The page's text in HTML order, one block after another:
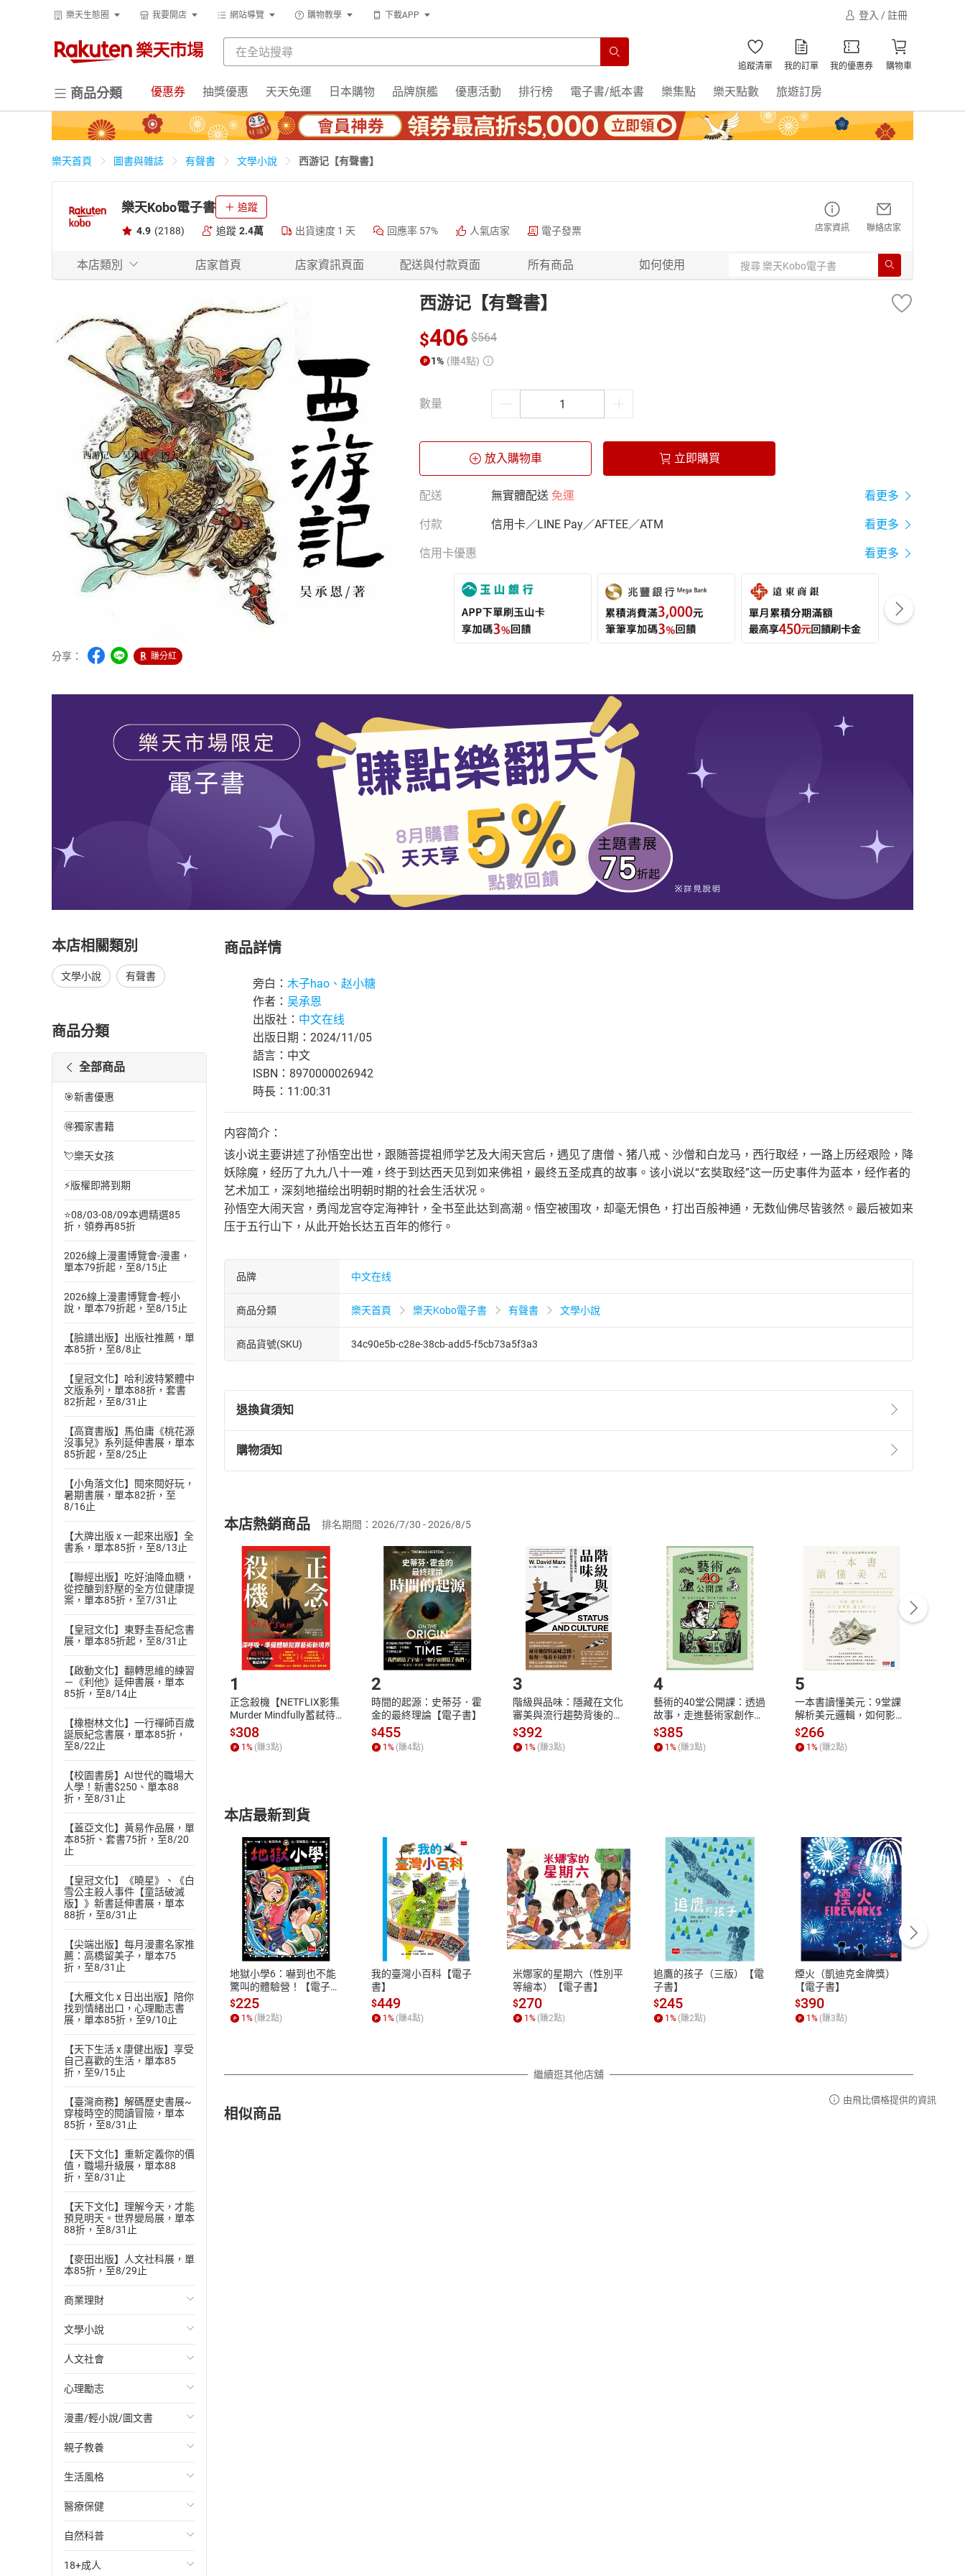
樂天生態圈 我要開店 網站導覽 購物教學 下載APP 登入 / 註冊
追蹤清單 我的訂單 我的優惠券 購物車
商品分類 優惠券 抽獎優惠 天天免運 日本購物 品牌旗艦 優惠活動 排行榜 電子書/紙本書 樂集點 樂天點數 旅遊訂房
樂天首頁 圖書與雜誌 有聲書 文學小說 西游记【有聲書】
樂天Kobo電子書 追蹤
4.9 (2188) 追蹤 2.4萬 出貨速度 1 天 回應率 57% 人氣店家 電子發票 店家資訊 聯絡店家
本店類別 店家首頁 店家資訊頁面 配送與付款頁面 所有商品 如何使用
分享： 賺分紅
西游记【有聲書】
$406 $564
1% (賺4點)
數量
放入購物車 立即購買
配送 無實體配送 免運 看更多
付款 信用卡／LINE Pay／AFTEE／ATM 看更多
信用卡優惠 看更多
本店相關類別
文學小說 有聲書
商品分類
全部商品
🎯新書優惠
🉐獨家書籍
💘樂天女孩
⚡版權即將到期
⭐08/03-08/09本週精選85
折，領券再85折
2026線上漫畫博覽會-漫畫，
單本79折起，至8/15止
2026線上漫畫博覽會-輕小
說，單本79折起，至8/15止
【臉譜出版】出版社推薦，單
本85折，至8/8止
【皇冠文化】哈利波特繁體中
文版系列，單本88折，套書
82折起，至8/31止
【高寶書版】馬伯庸《桃花源
沒事兒》系列延伸書展，單本
85折起，至8/25止
【小角落文化】閱來閱好玩，
暑期書展，單本82折，至
8/16止
【大牌出版 x 一起來出版】全
書系，單本85折，至8/13止
【聯經出版】吃好油降血糖，
從控醣到舒壓的全方位健康提
案，單本85折，至7/31止
【皇冠文化】東野圭吾紀念書
展，單本85折起，至8/31止
【啟動文化】翻轉思維的練習
－《利他》延伸書展，單本
85折，至8/14止
【橡樹林文化】一行禪師百歲
誕辰紀念書展，單本85折，
至8/22止
【校園書房】AI世代的職場大
人學！新書$250、單本88
折，至8/31止
【蓋亞文化】黃易作品展，單
本85折、套書75折，至8/20
止
【皇冠文化】《曉星》、《白
雪公主殺人事件【童話破滅
版】》新書延伸書展，單本
88折，至8/31止
【尖端出版】每月漫畫名家推
薦：高橋留美子，單本75
折，至8/31止
【大雁文化 x 日出出版】陪你
找到情緒出口，心理勵志書
展，單本85折，至9/10止
【天下生活 x 康健出版】享受
自己喜歡的生活，單本85
折，至9/15止
【臺灣商務】解碼歷史書展~
穿梭時空的閱讀冒險，單本
85折，至8/31止
【天下文化】重新定義你的價
值，職場升級展，單本88
折，至8/31止
【天下文化】理解今天，才能
預見明天。世界變局展，單本
88折，至8/31止
【麥田出版】人文社科展，單
本85折，至8/29止
商業理財
投資理財
經濟/趨勢
財務/金融
管理/領導
職場工作術
成功法
行銷/廣告
傳記
商務/商學
文學小說
歐美文學
日本文學
韓國文學
華文文學
經典文學
成長/家庭生活小說
懸疑/推理小說
科幻/奇幻小說
人文社會
國際關係
政治
社會科學
台灣/中國歷史
日/韓歷史
其他歷史/史學
法律
心理勵志
心靈成長/情緒
人際關係
兩性關係
心理學
漫畫/輕小說/圖文書
輕小說
奇幻/科幻
愛情故事
職場/社會寫實
懸疑/推理
親子教養
教育現場
兒童文學/故事
兒童科普/學習
育兒百科
生活風格
飲食/食譜
健身/美顏
運動/遊戲
醫療保健
健康/養生
常見疾病
自然科普
生物科學
18+成人
商品詳情
旁白： 木子hao、赵小糖
作者： 吴承恩
出版社： 中文在线
出版日期：2024/11/05
語言：中文
ISBN：8970000026942
時長：11:00:31
内容简介：
该小说主要讲述了孙悟空出世，跟随菩提祖师学艺及大闹天宫后，遇见了唐僧、猪八戒、沙僧和白龙马，西行取经，一路上历经艰险，降
妖除魔，经历了九九八十一难，终于到达西天见到如来佛祖，最终五圣成真的故事。该小说以“玄奘取经”这一历史事件为蓝本，经作者的
艺术加工，深刻地描绘出明朝时期的社会生活状况。
孙悟空大闹天宫，勇闯龙宫夺定海神针，全书至此达到高潮。悟空被围攻，却毫无惧色，打出百般神通，无数仙佛尽皆骇然。最后被如来
压于五行山下，从此开始长达五百年的修行。
品牌 中文在线
商品分類 樂天首頁 樂天Kobo電子書 有聲書 文學小說
商品貨號(SKU) 34c90e5b-c28e-38cb-add5-f5cb73a5f3a3
退換貨須知
退換貨規定：
(一)依消費者保護法第19條第1項後段暨通訊交易解除權合理例外情事適用準則第2條第5款之規定，「非以有形媒介提供之數位
(二)消費者訂購本店鋪之商品即代表知悉本店鋪所銷售之商品為電子書，屬非以有形媒介提供之數位內容，消費者同意若訂購後
且已下載/存取電子書，不得請求退貨退款。
退貨方式：您欲取消訂單或辦理退貨時，請登入樂天市場，並於「我的訂單」中點選「瀏覽訂單明細」
「申請取消訂單/ 退
貨」，本店鋪將依您的申請進行審核，待審核通過後將為您辦理退款事宜。
請注意，樂天市場須以整筆訂單為單位進行取消/退貨，恕無法以單支商品取消/退貨。
購物須知
挑選商品
Choose
放入購物車
Shopping cart
登入帳號
Login
付款方式
Payment
完成訂單
Complete
購書後，如何開始使用？
Step1.選擇閱讀載具 Step2.登入帳號，下載書籍後看書
付款方式
ATM轉帳、信用卡、LINE PAY、AFTEE
退換貨規範
本店是否提供消費者保護法七日猶豫期
之權利，遽消費者保護法及通訊交易解
除權合理例外情事適用準則，依商品性
質各有不同規定。詳細退換貨說明請參
照各商品說明。
客服資訊
服務時間：週一到週五 10:00-12:00、
13:00-17:00 (國定假日及例假日休息)
客服電話：0080-1857077
本店熱銷商品 排名期間：2026/7/30 - 2026/8/5
1
正念殺機【NETFLIX影集
Murder Mindfully蓄弒待
發】【電子書】
$308
1% (賺3點)
2
時間的起源：史蒂芬．霍
金的最終理論【電子書】
$455
1% (賺4點)
3
階級與品味：隱藏在文化
審美與流行趨勢背後的地
位渴望【電子書】
$392
1% (賺3點)
4
藝術的40堂公開課：透過
故事，走進藝術家創作現
場，看藝術如何誕生、如
何形塑人類生活【電子
書】
$385
1% (賺3點)
5
一本書讀懂美元：9堂課
解析美元邏輯，如何影響
全球經濟和每個人的投資
【電子書】
$266
1% (賺2點)
本店最新到貨
地獄小學6：嚇到也不能
驚叫的體驗營！【電子
書】
$225
1 % (賺2點)
我的臺灣小百科【電子
書】
$449
1 % (賺4點)
米娜家的星期六（性別平
等繪本）【電子書】
$270
1 % (賺2點)
追鷹的孩子（三版）【電
子書】
$245
1% (賺2點)
煙火（凱迪克金牌獎）
【電子書】
$390
1% (賺3點)
繼續逛其他店舖
相似商品
由飛比價格提供的資訊